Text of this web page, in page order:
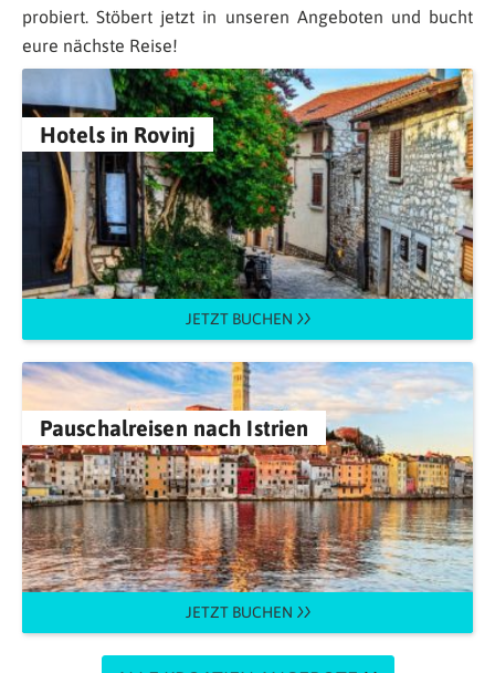
probiert. Stöbert jetzt in unseren Angeboten und bucht
eure nächste Reise!
Hotels in Rovinj
JETZT BUCHEN
Pauschalreisen nach Istrien
JETZT BUCHEN